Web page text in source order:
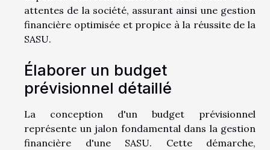
attentes de la société, assurant ainsi une gestion
financière optimisée et propice à la réussite de la
SASU.
Élaborer un budget
prévisionnel détaillé
La conception d'un budget prévisionnel
représente un jalon fondamental dans la gestion
financière d'une SASU. Cette démarche,